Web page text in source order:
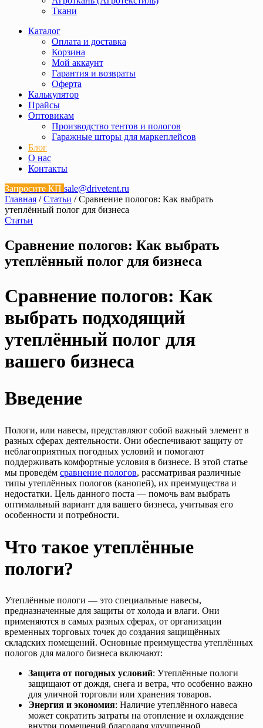
Ткани
Каталог
Оплата и доставка
Корзина
Мой аккаунт
Гарантия и возвраты
Оферта
Калькулятор
Прайсы
Оптовикам
Производство тентов и пологов
Гаражные шторы для маркеплейсов
Блог
О нас
Контакты
Запросите КП sale@drivetent.ru
Главная /Статьи / Сравнение пологов: Как выбрать
утеплённый полог для бизнеса
Статьи
Сравнение пологов: Как выбрать
утеплённый полог для бизнеса
Сравнение пологов: Как
выбрать подходящий
утеплённый полог для
вашего бизнеса
Введение
Пологи, или навесы, представляют собой важный элемент в
разных сферах деятельности. Они обеспечивают защиту от
неблагоприятных погодных условий и помогают
поддерживать комфортные условия в бизнесе. В этой статье
мы проведём сравнение пологов, рассматривая различные
типы утеплённых пологов (канопей), их преимущества и
недостатки. Цель данного поста — помочь вам выбрать
оптимальный вариант для вашего бизнеса, учитывая его
особенности и потребности.
Что такое утеплённые
пологи?
Утеплённые пологи — это специальные навесы,
предназначенные для защиты от холода и влаги. Они
применяются в самых разных сферах, от организации
временных торговых точек до создания защищённых
складских помещений. Основные преимущества утеплённых
пологов для малого бизнеса включают:
Защита от погодных условий: Утеплённые пологи
защищают от дождя, снега и ветра, что особенно важно
для уличной торговли или хранения товаров.
Энергия и экономия: Наличие утеплённого навеса
может сократить затраты на отопление и охлаждение